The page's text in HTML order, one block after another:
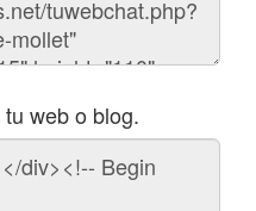
web o blog.